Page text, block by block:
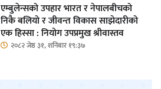
एम्बुलेन्सको उपहार भारत र नेपालबीचको
निकै बलियो र जीवन्त विकास साझेदारीको
एक हिस्सा : नियोग उपप्रमुख श्रीवास्तव
२०८२ जेष्ठ ३१, शनिबार १९:३७